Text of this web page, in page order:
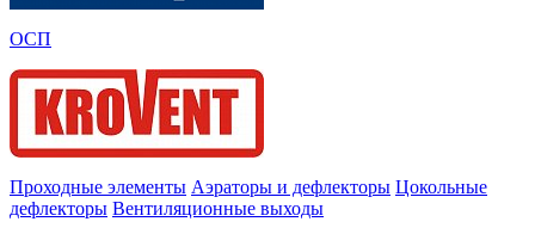
ОСП
Проходные элементы Аэраторы и дефлекторы Цокольные
дефлекторы Вентиляционные выходы